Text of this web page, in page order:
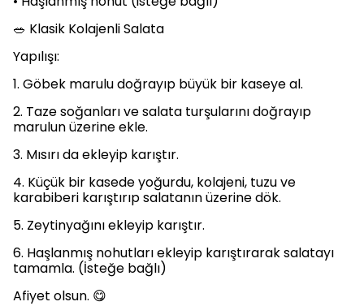
🥗 Klasik Kolajenli Salata
Yapılışı:
1. Göbek marulu doğrayıp büyük bir kaseye al.
2. Taze soğanları ve salata turşularını doğrayıp
marulun üzerine ekle.
3. Mısırı da ekleyip karıştır.
4. Küçük bir kasede yoğurdu, kolajeni, tuzu ve
karabiberi karıştırıp salatanın üzerine dök.
5. Zeytinyağını ekleyip karıştır.
6. Haşlanmış nohutları ekleyip karıştırarak salatayı
tamamla. (İsteğe bağlı)
Afiyet olsun. 😋